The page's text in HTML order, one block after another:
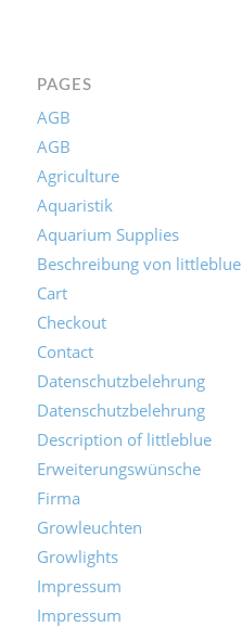
PAGES
AGB
AGB
Agriculture
Aquaristik
Aquarium Supplies
Beschreibung von littleblue
Cart
Checkout
Contact
Datenschutzbelehrung
Datenschutzbelehrung
Description of littleblue
Erweiterungswünsche
Firma
Growleuchten
Growlights
Impressum
Impressum